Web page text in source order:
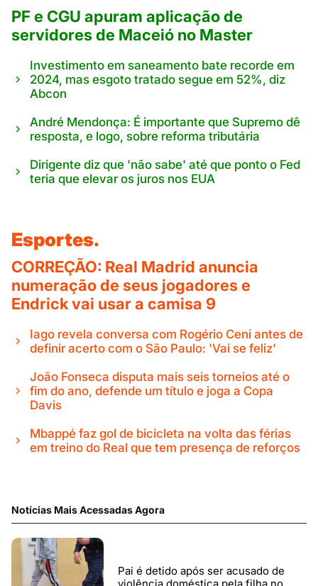
PF e CGU apuram aplicação de
servidores de Maceió no Master
Investimento em saneamento bate recorde em
2024, mas esgoto tratado segue em 52%, diz
Abcon
André Mendonça: É importante que Supremo dê
resposta, e logo, sobre reforma tributária
Dirigente diz que 'não sabe' até que ponto o Fed
teria que elevar os juros nos EUA
Esportes.
CORREÇÃO: Real Madrid anuncia
numeração de seus jogadores e
Endrick vai usar a camisa 9
Iago revela conversa com Rogério Ceni antes de
definir acerto com o São Paulo: 'Vai se feliz'
João Fonseca disputa mais seis torneios até o
fim do ano, defende um título e joga a Copa
Davis
Mbappé faz gol de bicicleta na volta das férias
em treino do Real que tem presença de reforços
Notícias Mais Acessadas Agora
Pai é detido após ser acusado de